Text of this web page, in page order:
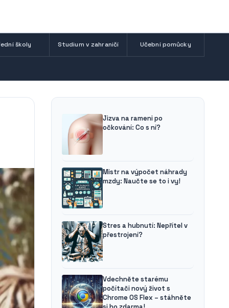
školy Studium v zahraničí Učební pomůcky
Jizva na rameni po
očkování: Co s ní?
Mistr na výpočet náhrady
mzdy: Naučte se to i vy!
Stres a hubnutí: Nepřítel v
přestrojení?
Vdechněte starému
počítači nový život s
Chrome OS Flex – stáhněte